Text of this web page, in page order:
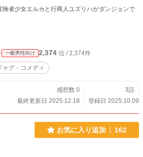
険者少女エルカと行商人ユズリハがダンジョンで
一般男性向け 2,374 位 / 2,374件
ャグ・コメディ
感想数 0
3話
最終更新日 2025.12.18
登録日 2025.10.09
お気に入り追加 162